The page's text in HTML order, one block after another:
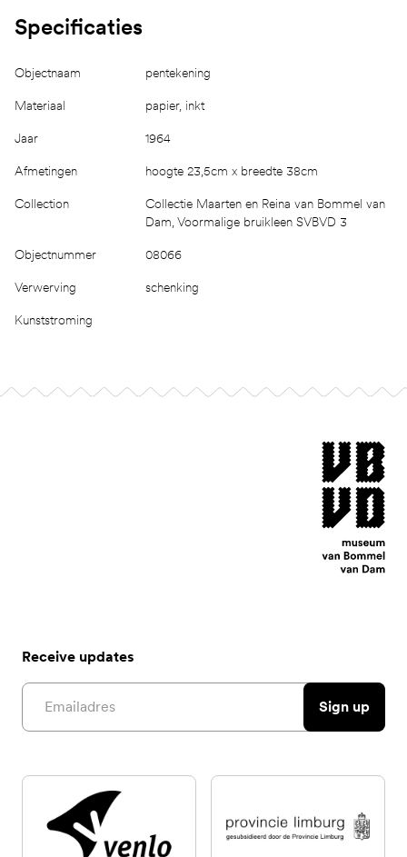
Specificaties
Objectnaam pentekening
Materiaal papier, inkt
Jaar 1964
Afmetingen hoogte 23,5cm x breedte 38cm
Collection
Collectie Maarten en Reina van Bommel van
Dam, Voormalige bruikleen SVBVD 3
Objectnummer 08066
Verwerving schenking
Kunststroming
museum van
Receive updates
Email address
Sign up